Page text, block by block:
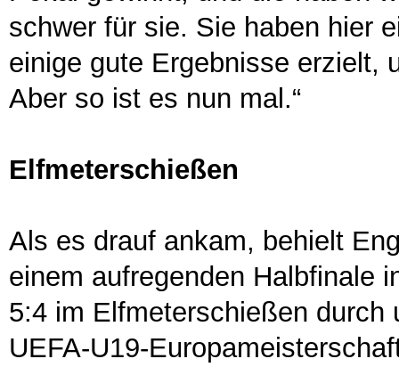
schwer für sie. Sie haben hier
einige gute Ergebnisse erzielt,
Aber so ist es nun mal.“
Elfmeterschießen
Als es drauf ankam, behielt
einem aufregenden Halbfinale
5:4 im Elfmeterschießen durch
UEFA-U19-